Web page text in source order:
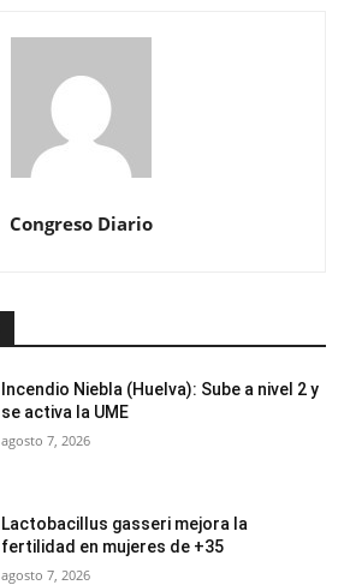
Congreso Diario
Incendio Niebla (Huelva): Sube a nivel 2 y
se activa la UME
agosto 7, 2026
Lactobacillus gasseri mejora la
fertilidad en mujeres de +35
agosto 7, 2026